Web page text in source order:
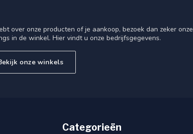
over onze producten of je aankoop, bezoek dan zeker onze
in de winkel. Hier vindt u onze bedrijfsgegevens.
onze winkels
Categorieën